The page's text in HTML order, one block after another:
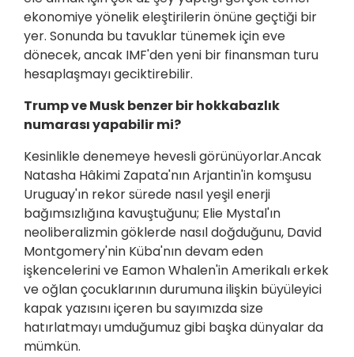
ekonomiye yönelik eleştirilerin önüne geçtiği bir
yer. Sonunda bu tavuklar tünemek için eve
dönecek, ancak IMF'den yeni bir finansman turu
hesaplaşmayı geciktirebilir.
Trump ve Musk benzer bir hokkabazlık
numarası yapabilir mi?
Kesinlikle denemeye hevesli görünüyorlar.Ancak
Natasha Hâkimi Zapata'nın Arjantin'in komşusu
Uruguay'ın rekor sürede nasıl yeşil enerji
bağımsızlığına kavuştuğunu; Elie Mystal'ın
neoliberalizmin göklerde nasıl doğduğunu, David
Montgomery'nin Küba'nın devam eden
işkencelerini ve Eamon Whalen'in Amerikalı erkek
ve oğlan çocuklarının durumuna ilişkin büyüleyici
kapak yazısını içeren bu sayımızda size
hatırlatmayı umduğumuz gibi başka dünyalar da
mümkün.